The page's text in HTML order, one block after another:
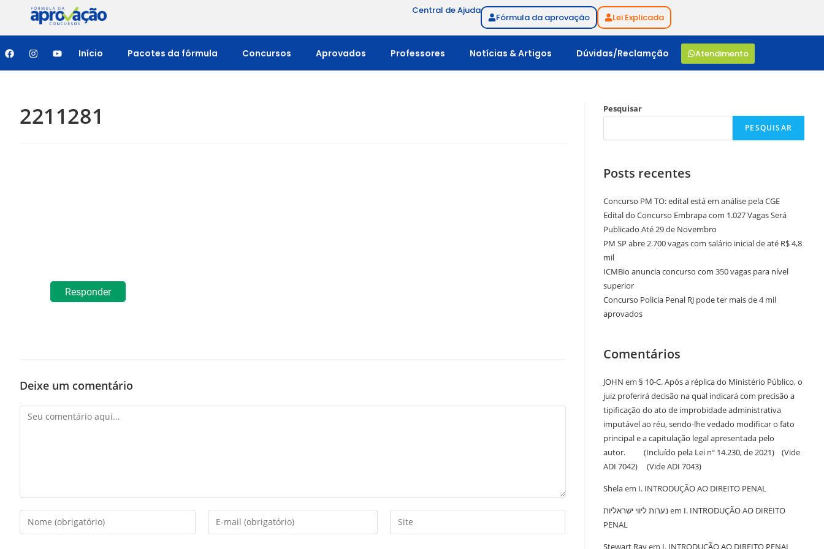
Central de Ajuda
Fórmula da aprovação Lei Explicada
Início Pacotes da fórmula Concursos Aprovados Professores Notícias & Artigos Dúvidas/Reclamção Atendimento
2211281
Responder
Deixe um comentário
Pesquisar
PESQUISAR
Posts recentes
Concurso PM TO: edital está em análise pela CGE
Edital do Concurso Embrapa com 1.027 Vagas Será
Publicado Até 29 de Novembro
PM SP abre 2.700 vagas com salário inicial de até R$ 4,8
mil
ICMBio anuncia concurso com 350 vagas para nível
superior
Concurso Policia Penal RJ pode ter mais de 4 mil
aprovados
Comentários
JOHN em § 10-C. Após a réplica do Ministério Público, o
juiz proferirá decisão na qual indicará com precisão a
tipificação do ato de improbidade administrativa
imputável ao réu, sendo-lhe vedado modificar o fato
principal e a capitulação legal apresentada pelo
autor. (Incluído pela Lei nº 14.230, de 2021) (Vide
ADI 7042) (Vide ADI 7043)
Shelaem I. INTRODUÇÃO AO DIREITO PENAL
נערות ליווי ישראליות em I. INTRODUÇÃO AO DIREITO
PENAL
Stewart Rayem I. INTRODUÇÃO AO DIREITO PENAL